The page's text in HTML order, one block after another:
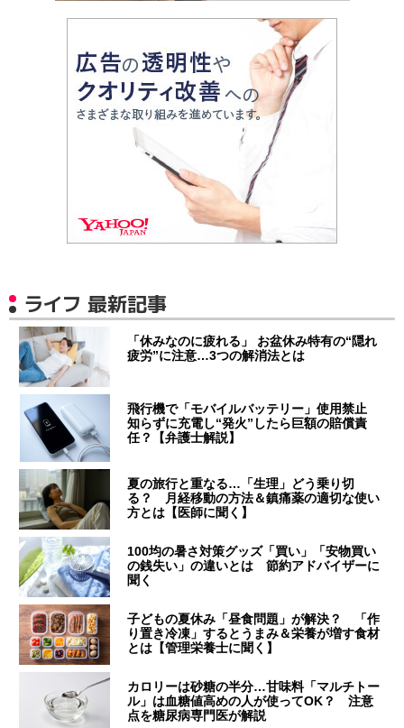
ライフ 最新記事
「休みなのに疲れる」 お盆休み特有の“隠れ
疲労”に注意…3つの解消法とは
飛行機で「モバイルバッテリー」使用禁止
知らずに充電し“発火”したら巨額の賠償責
任？【弁護士解説】
夏の旅行と重なる…「生理」どう乗り切
る？ 月経移動の方法＆鎮痛薬の適切な使い
方とは【医師に聞く】
100均の暑さ対策グッズ「買い」「安物買い
の銭失い」の違いとは 節約アドバイザーに
聞く
子どもの夏休み「昼食問題」が解決？ 「作
り置き冷凍」するとうまみ＆栄養が増す食材
とは【管理栄養士に聞く】
カロリーは砂糖の半分…甘味料「マルチトー
ル」は血糖値高めの人が使ってOK？ 注意
点を糖尿病専門医が解説